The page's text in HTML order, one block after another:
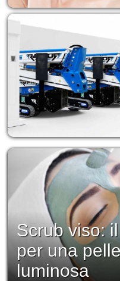
Scrub viso:
per una
luminosa